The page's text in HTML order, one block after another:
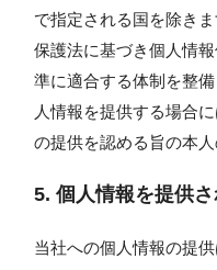
で指定される国を除き
保護法に基づき個人情
準に適合する体制を整
人情報を提供する場合
の提供を認める旨の本
5. 個人情報を提供
当社への個人情報の提